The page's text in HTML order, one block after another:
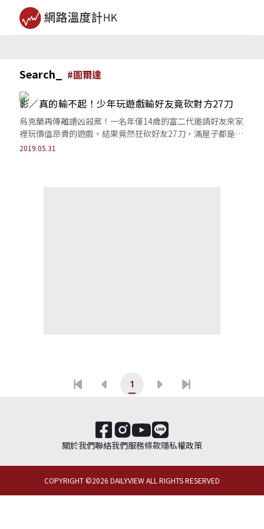
Search_ #圖爾達
影／真的輸不起！少年玩遊戲輸好友竟砍對方27刀
烏克蘭再傳離譜凶殺案！一名年僅14歲的富二代邀請好友來家
裡玩價值昂貴的遊戲，結果竟然狂砍好友27刀，滿屋子都是血
跡，幾乎都要把頭砍斷了還要虐屍！
2019.05.31
1
關於我們聯絡我們服務條款隱私權政策
COPYRIGHT ©2026 DAILYVIEW ALL RIGHTS RESERVED